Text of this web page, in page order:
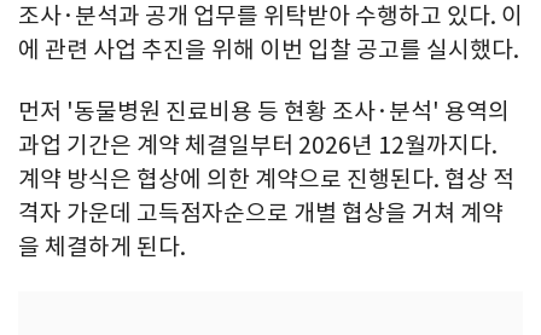
조사·분석과 공개 업무를 위탁받아 수행하고 있다. 이
에 관련 사업 추진을 위해 이번 입찰 공고를 실시했다.
먼저 '동물병원 진료비용 등 현황 조사·분석' 용역의
과업 기간은 계약 체결일부터 2026년 12월까지다.
계약 방식은 협상에 의한 계약으로 진행된다. 협상 적
격자 가운데 고득점자순으로 개별 협상을 거쳐 계약
을 체결하게 된다.